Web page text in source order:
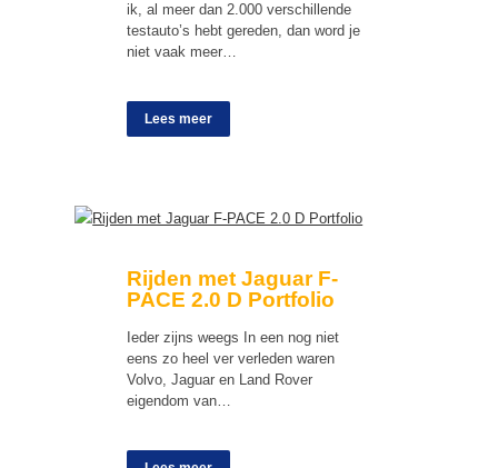
ik, al meer dan 2.000 verschillende
testauto’s hebt gereden, dan word je
niet vaak meer…
Lees meer
Rijden met Jaguar F-
PACE 2.0 D Portfolio
Ieder zijns weegs In een nog niet
eens zo heel ver verleden waren
Volvo, Jaguar en Land Rover
eigendom van…